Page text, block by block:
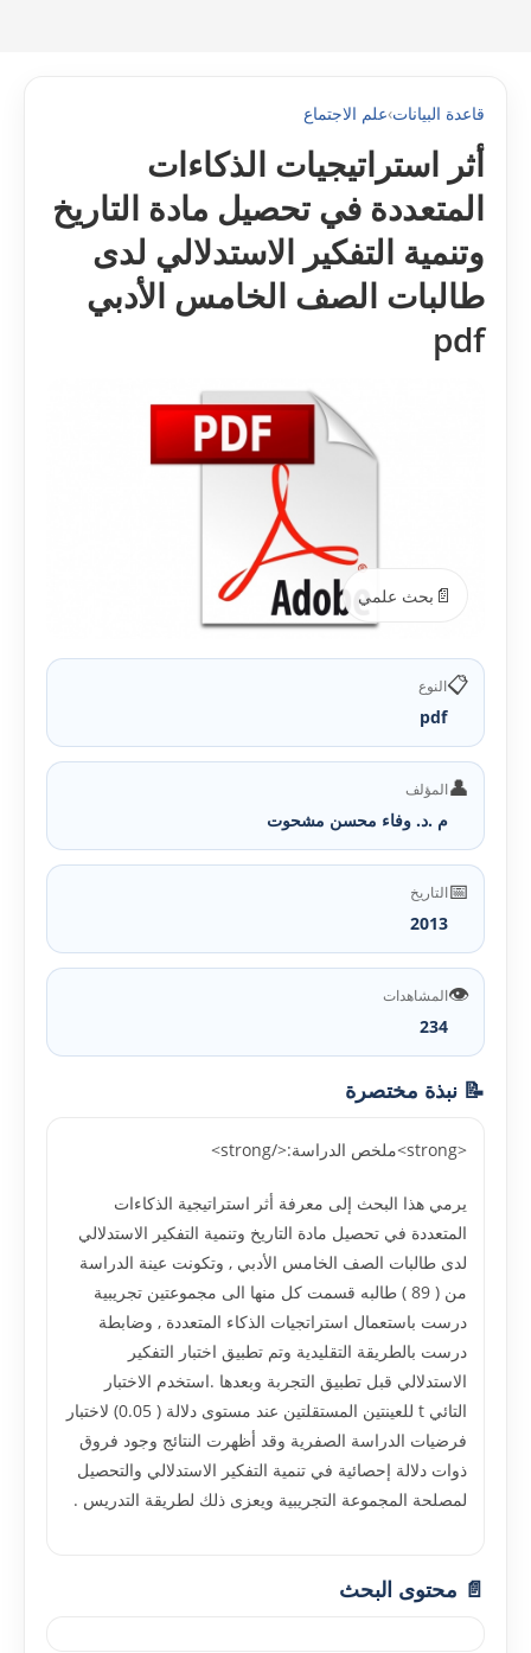
قاعدة البيانات›علم الاجتماع
أثر استراتيجيات الذكاءات
المتعددة في تحصيل مادة التاريخ
وتنمية التفكير الاستدلالي لدى
طالبات الصف الخامس الأدبي
pdf
📄 بحث علمي
📋النوع
pdf
👤المؤلف
م .د. وفاء محسن مشحوت
📅التاريخ
2013
👁️المشاهدات
234
📝 نبذة مختصرة
<strong>ملخص الدراسة:</strong>
يرمي هذا البحث إلى معرفة أثر استراتيجية الذكاءات
المتعددة في تحصيل مادة التاريخ وتنمية التفكير الاستدلالي
لدى طالبات الصف الخامس الأدبي , وتكونت عينة الدراسة
من ( 89 ) طالبه قسمت كل منها الى مجموعتين تجريبية
درست باستعمال استراتجيات الذكاء المتعددة , وضابطة
درست بالطريقة التقليدية وتم تطبيق اختبار التفكير
الاستدلالي قبل تطبيق التجربة وبعدها .استخدم الاختبار
التائي t للعينتين المستقلتين عند مستوى دلالة ( 0.05) لاختبار
فرضيات الدراسة الصفرية وقد أظهرت النتائج وجود فروق
ذوات دلالة إحصائية في تنمية التفكير الاستدلالي والتحصيل
لمصلحة المجموعة التجريبية ويعزى ذلك لطريقة التدريس .
📄 محتوى البحث